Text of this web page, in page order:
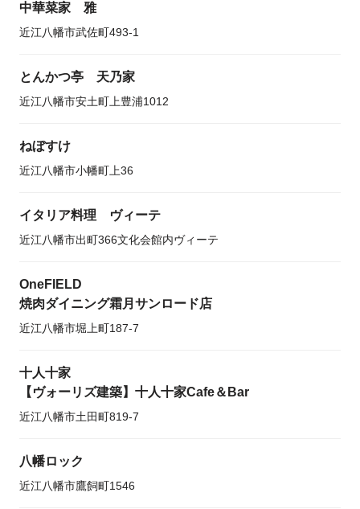
中華菜家 雅
近江八幡市武佐町493-1
とんかつ亭 天乃家
近江八幡市安土町上豊浦1012
ねぼすけ
近江八幡市小幡町上36
イタリア料理 ヴィーテ
近江八幡市出町366文化会館内ヴィーテ
OneFIELD
焼肉ダイニング霜月サンロード店
近江八幡市堀上町187-7
十人十家
【ヴォーリズ建築】十人十家Cafe＆Bar
近江八幡市土田町819-7
八幡ロック
近江八幡市鷹飼町1546